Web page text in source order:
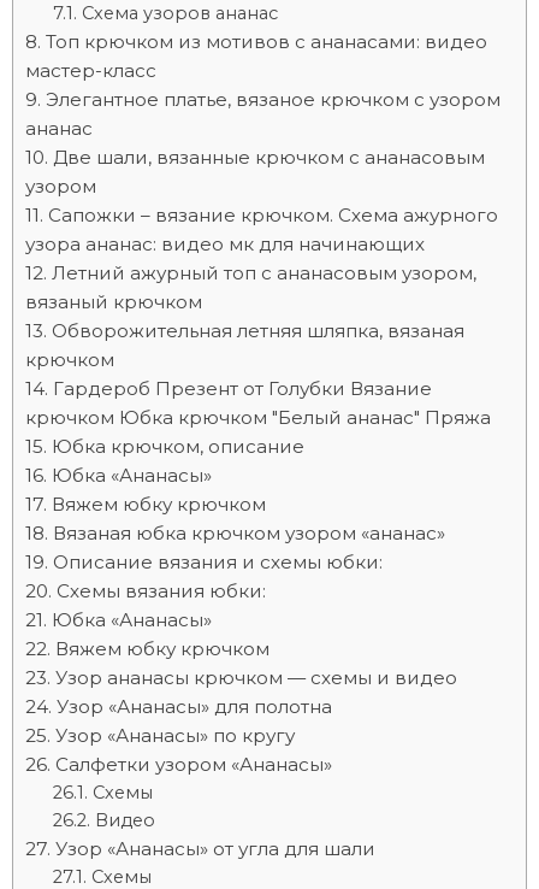
Схема узоров ананас
Топ крючком из мотивов с ананасами: видео
мастер-класс
Элегантное платье, вязаное крючком с узором
ананас
Две шали, вязанные крючком с ананасовым
узором
Сапожки – вязание крючком. Схема ажурного
узора ананас: видео мк для начинающих
Летний ажурный топ с ананасовым узором,
вязаный крючком
Обворожительная летняя шляпка, вязаная
крючком
Гардероб Презент от Голубки Вязание
крючком Юбка крючком "Белый ананас" Пряжа
Юбка крючком, описание
Юбка «Ананасы»
Вяжем юбку крючком
Вязаная юбка крючком узором «ананас»
Описание вязания и схемы юбки:
Схемы вязания юбки:
Юбка «Ананасы»
Вяжем юбку крючком
Узор ананасы крючком — схемы и видео
Узор «Ананасы» для полотна
Узор «Ананасы» по кругу
Салфетки узором «Ананасы»
Схемы
Видео
Узор «Ананасы» от угла для шали
Схемы